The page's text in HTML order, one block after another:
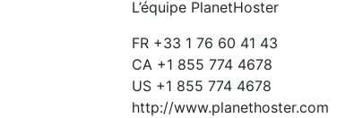
L’équipe PlanetHoster
FR +33 1 76 60 41 43
CA +1 855 774 4678
US +1 855 774 4678
http://www.planethoster.com